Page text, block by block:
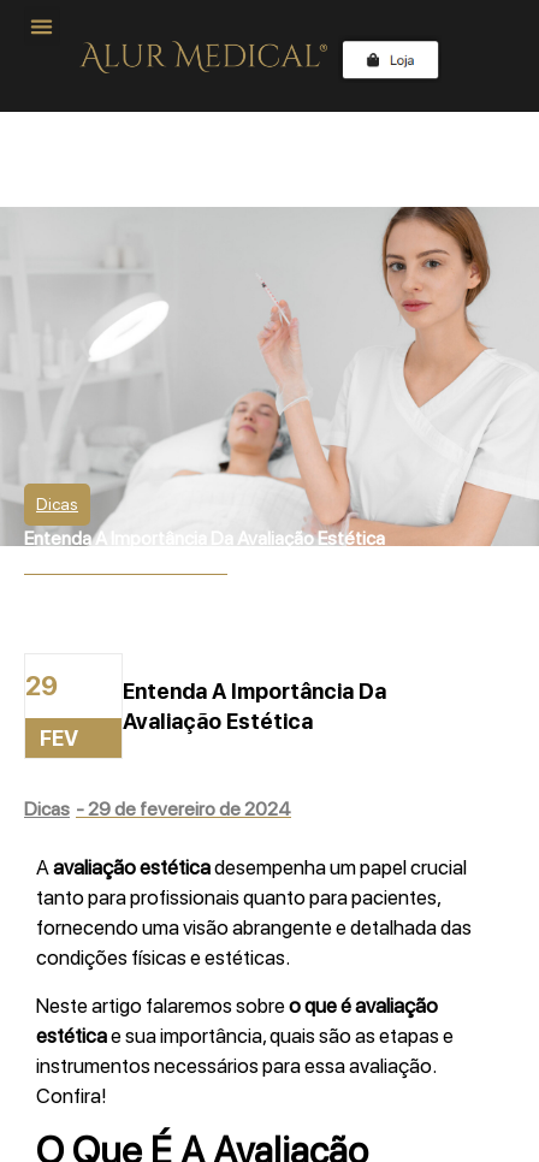
Dicas
Entenda A Importância Da Avaliação Estética
29
FEV
Entenda A Importância Da
Avaliação Estética
Dicas -29 de fevereiro de 2024
Aavaliação estéticadesempenha um papel crucial
tanto para profissionais quanto para pacientes,
fornecendo uma visão abrangente e detalhada das
condições físicas e estéticas.
Neste artigo falaremos sobreo que é avaliação
estéticae sua importância, quais são as etapas e
instrumentos necessários para essa avaliação.
Confira!
O Que É A Avaliação